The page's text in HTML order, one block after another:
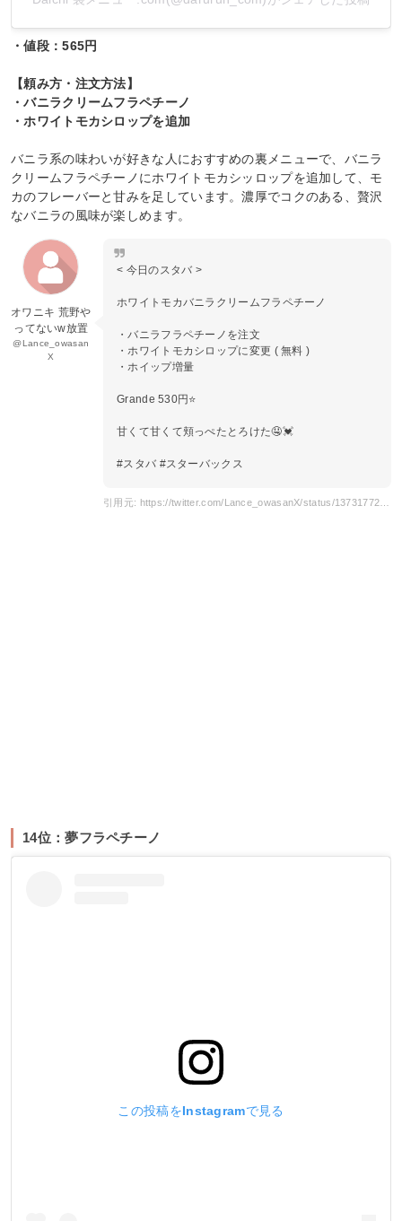
・値段：565円
【頼み方・注文方法】
・バニラクリームフラペチーノ
・ホワイトモカシロップを追加
バニラ系の味わいが好きな人におすすめの裏メニューで、バニラ
クリームフラペチーノにホワイトモカシッロップを追加して、モ
カのフレーバーと甘みを足しています。濃厚でコクのある、贅沢
なバニラの風味が楽しめます。
オワニキ 荒野や
ってないw放置
@Lance_owasan
X
< 今日のスタバ >
ホワイトモカバニラクリームフラペチーノ
・バニラフラペチーノを注文
・ホワイトモカシロップに変更 ( 無料 )
・ホイップ増量
Grande 530円⭐️
甘くて甘くて頬っぺたとろけた🤤💓
#スタバ #スターバックス
14位：夢フラペチーノ
この投稿をInstagramで見る